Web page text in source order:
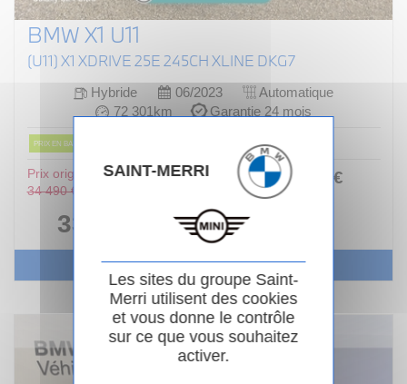
BMW X1 U11
(U11) X1 XDRIVE 25E 245CH XLINE DKG7
Hybride 06/2023
Automatique
72 301km
Garantie 24 mois
PRIX EN BAISSE
Prix original :
34 490 €
33 990 €
ou376 €
/ mois
Voir le véhicule
SAINT-MERRI
Les sites du groupe Saint-
Merri utilisent des cookies
et vous donne le contrôle
sur ce que vous souhaitez
activer.